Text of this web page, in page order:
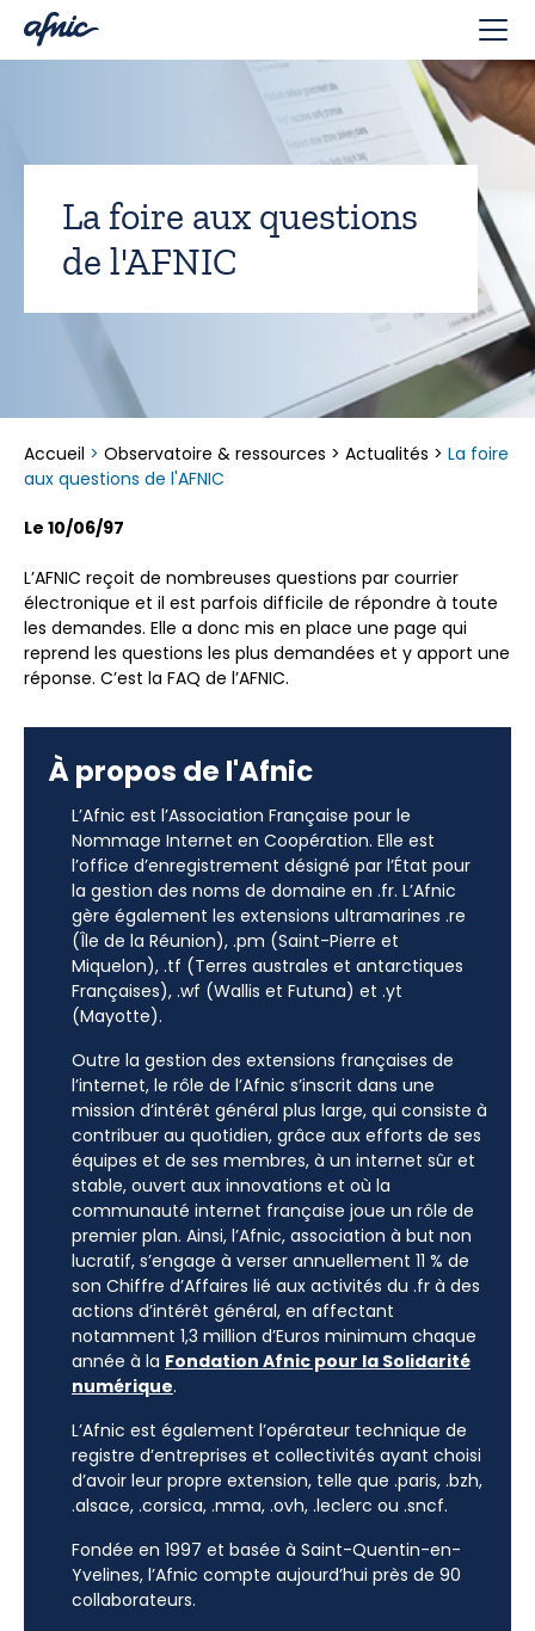
La foire aux questions
de l'AFNIC
Accueil > Observatoire & ressources > Actualités > La foire
aux questions de l'AFNIC
Le 10/06/97
L’AFNIC reçoit de nombreuses questions par courrier
électronique et il est parfois difficile de répondre à toute
les demandes. Elle a donc mis en place une page qui
reprend les questions les plus demandées et y apport une
réponse. C’est la FAQ de l’AFNIC.
À propos de l'Afnic
L’Afnic est l’Association Française pour le
Nommage Internet en Coopération. Elle est
l’office d’enregistrement désigné par l’État pour
la gestion des noms de domaine en .fr. L’Afnic
gère également les extensions ultramarines .re
(Île de la Réunion), .pm (Saint-Pierre et
Miquelon), .tf (Terres australes et antarctiques
Françaises), .wf (Wallis et Futuna) et .yt
(Mayotte).
Outre la gestion des extensions françaises de
l’internet, le rôle de l’Afnic s’inscrit dans une
mission d’intérêt général plus large, qui consiste à
contribuer au quotidien, grâce aux efforts de ses
équipes et de ses membres, à un internet sûr et
stable, ouvert aux innovations et où la
communauté internet française joue un rôle de
premier plan. Ainsi, l’Afnic, association à but non
lucratif, s’engage à verser annuellement 11 % de
son Chiffre d’Affaires lié aux activités du .fr à des
actions d’intérêt général, en affectant
notamment 1,3 million d’Euros minimum chaque
année à la Fondation Afnic pour la Solidarité
numérique.
L’Afnic est également l’opérateur technique de
registre d’entreprises et collectivités ayant choisi
d’avoir leur propre extension, telle que .paris, .bzh,
.alsace, .corsica, .mma, .ovh, .leclerc ou .sncf.
Fondée en 1997 et basée à Saint-Quentin-en-
Yvelines, l’Afnic compte aujourd’hui près de 90
collaborateurs.
Panneau de gestion des cookies